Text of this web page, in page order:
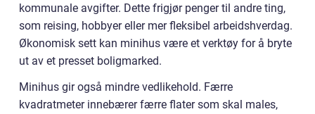
kommunale avgifter. Dette frigjør penger til andre ting,
som reising, hobbyer eller mer fleksibel arbeidshverdag.
Økonomisk sett kan minihus være et verktøy for å bryte
ut av et presset boligmarked.
Minihus gir også mindre vedlikehold. Færre
kvadratmeter innebærer færre flater som skal males,